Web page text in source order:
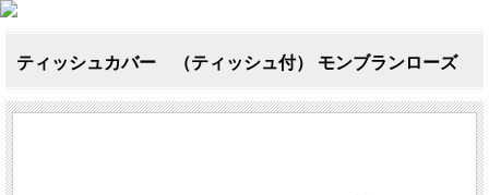
ティッシュカバー （ティッシュ付） モンブランローズ